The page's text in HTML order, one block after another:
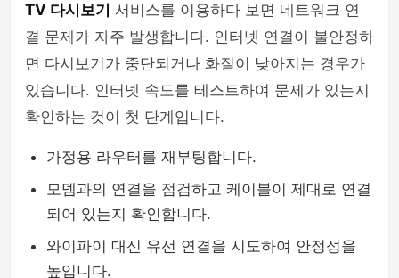
TV 다시보기
서비스를 이용하다 보면 네트워크 연
결 문제가 자주 발생합니다. 인터넷 연결이 불안정하
면 다시보기가 중단되거나 화질이 낮아지는 경우가
있습니다. 인터넷 속도를 테스트하여 문제가 있는지
확인하는 것이 첫 단계입니다.
가정용 라우터를 재부팅합니다.
모뎀과의 연결을 점검하고 케이블이 제대로 연결
되어 있는지 확인합니다.
와이파이 대신 유선 연결을 시도하여 안정성을
높입니다.